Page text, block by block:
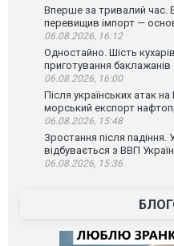
Вперше за тривалий час.
перевищив імпорт —
06.08.2026, 16:12
Одностайно. Шість
приготування
06.08.2026, 16:00
Після українських атак
морський експорт
06.08.2026, 15:48
Зростання після
відбувається з ВВП
06.08.2026, 15:36